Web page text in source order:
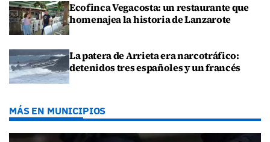
Ecofinca Vegacosta: un restaurante que
homenajea la historia de Lanzarote
La patera de Arrieta era narcotráfico:
detenidos tres españoles y un francés
MÁS EN MUNICIPIOS